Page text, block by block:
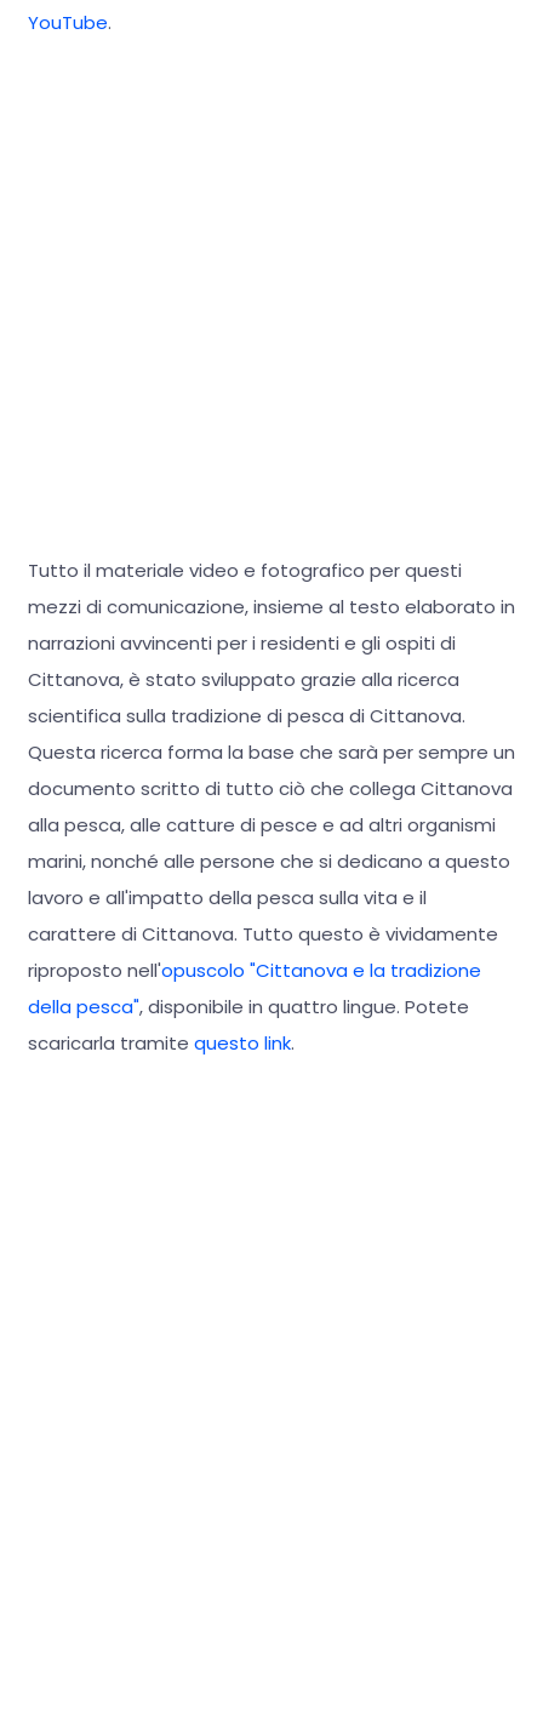
YouTube.
Tutto il materiale video e fotografico per questi
mezzi di comunicazione, insieme al testo elaborato in
narrazioni avvincenti per i residenti e gli ospiti di
Cittanova, è stato sviluppato grazie alla ricerca
scientifica sulla tradizione di pesca di Cittanova.
Questa ricerca forma la base che sarà per sempre un
documento scritto di tutto ciò che collega Cittanova
alla pesca, alle catture di pesce e ad altri organismi
marini, nonché alle persone che si dedicano a questo
lavoro e all'impatto della pesca sulla vita e il
carattere di Cittanova. Tutto questo è vividamente
riproposto nell'opuscolo "Cittanova e la tradizione
della pesca", disponibile in quattro lingue. Potete
scaricarla tramite questo link.